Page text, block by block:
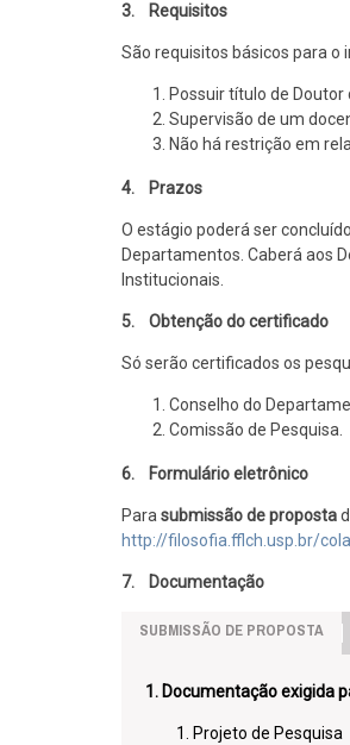
3. Requisitos
São requisitos básicos para o
Possuir título de
Supervisão de um
Não há restrição em
4. Prazos
O estágio poderá ser
Departamentos. Caberá aos
Institucionais.
5. Obtenção do certificado
Só serão certificados os
Conselho do
Comissão de Pesquisa.
6. Formulário eletrônico
Para submissão de proposta
http://filosofia.fflch.usp.br/
7. Documentação
SUBMISSÃO DE PROPOSTA
1. Documentação exigida
Projeto de Pesquisa